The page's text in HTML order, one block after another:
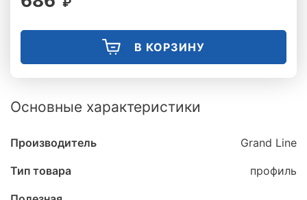
В КОРЗИНУ
Основные характеристики
Производитель Grand Line
Тип товара профиль